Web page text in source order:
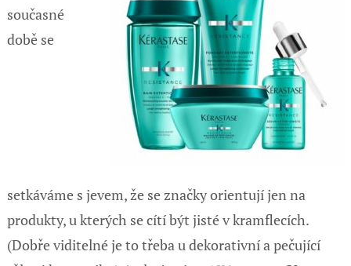
současné
době se
setkáváme s jevem, že se značky orientují jen na
produkty, u kterých se cítí být jisté v kramflecích.
(Dobře viditelné je to třeba u dekorativní a pečující